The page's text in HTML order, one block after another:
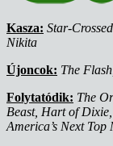
Kasza: Star-
Nikita
Újoncok: The
Folytatódik: The
Beast, Hart of
America’s Next